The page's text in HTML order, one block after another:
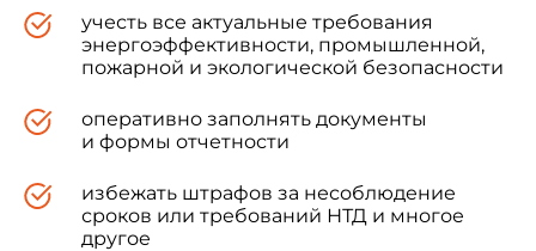
учесть все актуальные требования
энергоэффективности, промышленной,
пожарной и экологической безопасности
оперативно заполнять документы
и формы отчетности
избежать штрафов за несоблюдение
сроков или требований НТД и многое
другое